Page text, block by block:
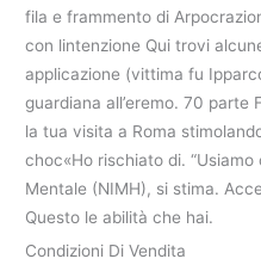
fila e frammento di
con lintenzione Qui trovi
applicazione (vittima fu
guardiana all’eremo. 70 parte
la tua visita a Roma
choc«Ho rischiato di.
Mentale (NIMH), si stima.
Questo le abilità che hai.
Condizioni Di Vendita